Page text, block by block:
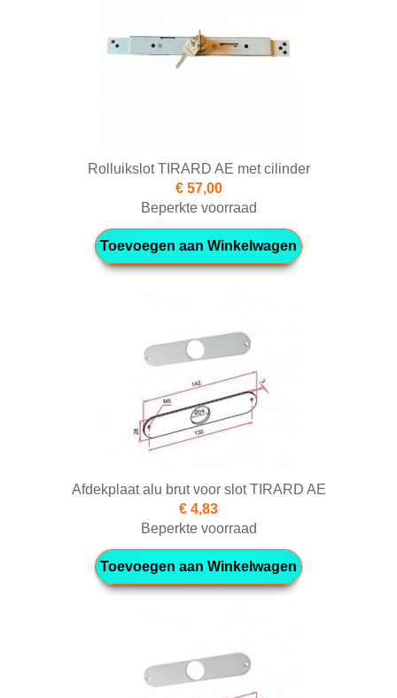
Rolluikslot TIRARD AE met cilinder
€ 57,00
Beperkte voorraad
Toevoegen aan Winkelwagen
Afdekplaat alu brut voor slot TIRARD AE
€ 4,83
Beperkte voorraad
Toevoegen aan Winkelwagen